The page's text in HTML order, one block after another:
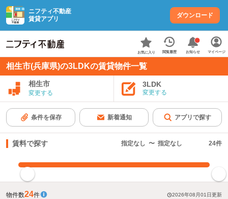
ニフティ不動産
賃貸アプリ
ダウンロード
お気に入り 閲覧履歴 お知らせ マイページ
相生市(兵庫県)の3LDKの賃貸物件一覧
相生市
変更する
3LDK
変更する
条件を保存 新着通知 アプリで探す
賃料で探す 指定なし 〜 指定なし 24件
物件数24件 2026年08月01日更新